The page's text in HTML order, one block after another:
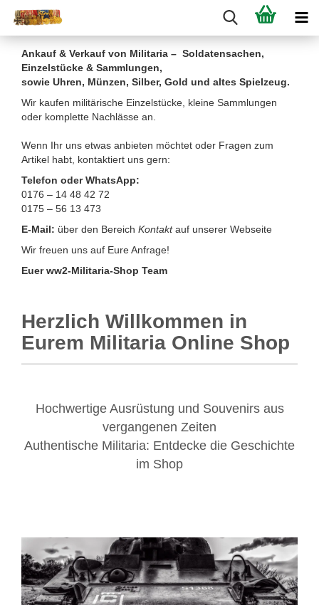
Ankauf & Verkauf von Militaria – Soldatensachen,
Einzelstücke & Sammlungen,
sowie Uhren, Münzen, Silber, Gold und altes Spielzeug.
Wir kaufen militärische Einzelstücke, kleine Sammlungen
oder komplette Nachlässe an.
Wenn Ihr uns etwas anbieten möchtet oder Fragen zum
Artikel habt, kontaktiert uns gern:
Telefon oder WhatsApp:
0176 – 14 48 42 72
0175 – 56 13 473
E-Mail: über den Bereich Kontakt auf unserer Webseite
Wir freuen uns auf Eure Anfrage!
Euer ww2-Militaria-Shop Team
Herzlich Willkommen in
Eurem Militaria Online Shop
Hochwertige Ausrüstung und Souvenirs aus
vergangenen Zeiten
Authentische Militaria: Entdecke die Geschichte
im Shop